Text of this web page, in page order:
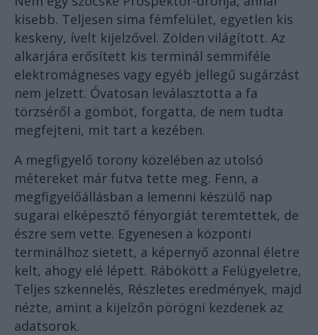
kisebb. Teljesen sima fémfelület, egyetlen kis
keskeny, ívelt kijelzővel. Zölden világított. Az
alkarjára erősített kis terminál semmiféle
elektromágneses vagy egyéb jellegű sugárzást
nem jelzett. Óvatosan leválasztotta a fa
törzséről a gömböt, forgatta, de nem tudta
megfejteni, mit tart a kezében.
A megfigyelő torony közelében az utolsó
métereket már futva tette meg. Fenn, a
megfigyelőállásban a lemenni készülő nap
sugarai elképesztő fényorgiát teremtettek, de
észre sem vette. Egyenesen a központi
terminálhoz sietett, a képernyő azonnal életre
kelt, ahogy elé lépett. Rábökött a Felügyeletre,
Teljes szkennelés, Részletes eredmények, majd
nézte, amint a kijelzőn pörögni kezdenek az
adatsorok.